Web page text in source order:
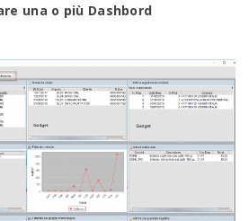
una o più Dashbord